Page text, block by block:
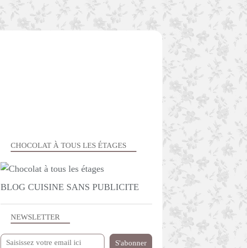
NEWSLETTER
CHOCOLAT À TOUS LES ÉTAGES
BLOG CUISINE SANS PUBLICITE